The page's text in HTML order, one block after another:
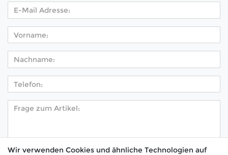
Wir verwenden Cookies und ähnliche Technologien auf